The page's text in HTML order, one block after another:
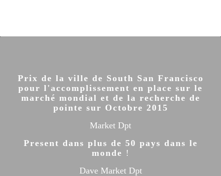
Prix de la ville de South San Francisco
pour l'accomplissement en place sur le
marché mondial et de la recherche de
pointe sur Octobre 2015
Market Dpt
Present dans plus de 50 pays dans le
monde !
Dave Market Dpt